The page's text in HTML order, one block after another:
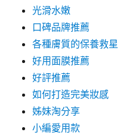
光滑水嫩
口碑品牌推薦
各種膚質的保養救星
好用面膜推薦
好評推薦
如何打造完美妝感
姊妹淘分享
小編愛用款